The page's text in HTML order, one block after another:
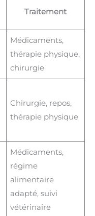
Traitement
Médicaments,
thérapie physique,
chirurgie
Chirurgie, repos,
thérapie physique
Médicaments,
régime
alimentaire
adapté, suivi
vétérinaire